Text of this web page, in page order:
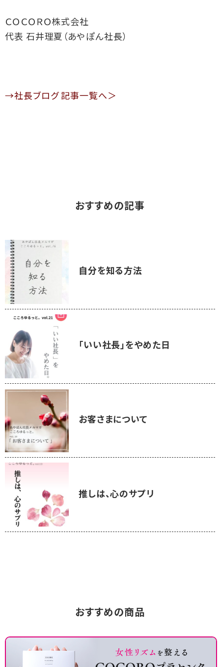
ＣＯＣＯＲＯ株式会社
代表 石井理夏（あやぽん社長）
→社長ブログ 記事一覧へ＞
おすすめの記事
自分を知る方法
「いい社長」をやめた日
お客さまについて
推しは、心のサプリ
おすすめの商品